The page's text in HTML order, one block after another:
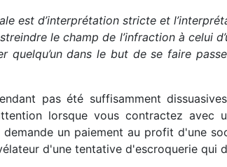
est d’interprétation stricte et
le champ de l’infraction à celui
quelqu’un dans le but de se faire
pas été suffisamment
lorsque vous contractez avec
un paiement au profit d'une
d'une tentative d'escroquerie qui